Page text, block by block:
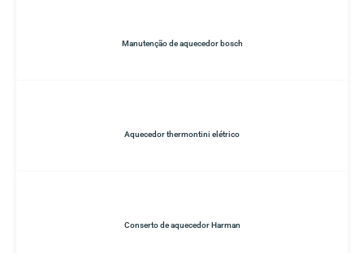
Manutenção de aquecedor bosch
Aquecedor thermontini elétrico
Conserto de aquecedor Harman